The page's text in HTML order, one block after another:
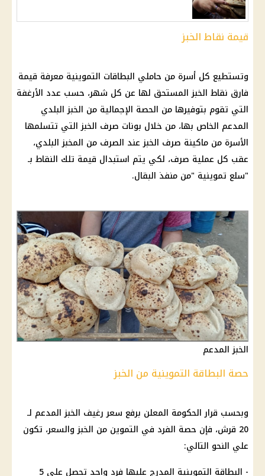
قيمة نقاط الخبز
وتستطيع كل أسرة من حاملي البطاقات التموينية معرفة قيمة
فارق نقاط الخبز المستحق لها عن كل شهر، حسب عدد الأرغفة
التي تقوم بتوفيرها من الحصة الإجمالية من الخبز البلدي
المدعم الخاص بها، من خلال بونات صرف الخبز التي تتسلمها
الأسرة من ماكينة صرف الخبز عند الصرف من المخبز البلدي،
عقب كل عملية صرف، لكي يتم استبدال قيمة تلك النقاط بـ
"سلع تموينية "من منفذ البقال.
الخبز المدعم
حصة البطاقة التموينية من الخبز
وبحسب قرار الحكومة المعلن برفع سعررغيف الخبز المدعم لـ
20 قرش، فإن
حصة الفرد في التموين من الخبز والسعر، تكون
علي النحو التالي:
- البطاقة التموينية المدرج عليها فرد واحد تحصل على 5